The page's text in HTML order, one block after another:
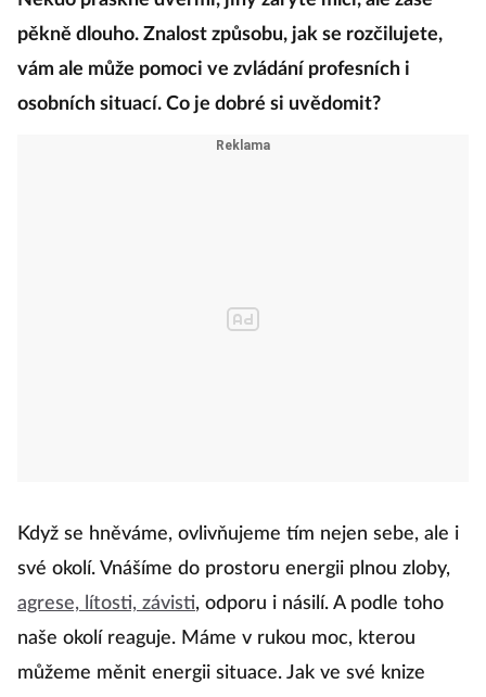
pěkně dlouho. Znalost způsobu, jak se rozčilujete,
vám ale může pomoci ve zvládání profesních i
osobních situací. Co je dobré si uvědomit?
Když se hněváme, ovlivňujeme tím nejen sebe, ale i
své okolí. Vnášíme do prostoru energii plnou zloby,
agrese, lítosti, závisti, odporu i násilí. A podle toho
naše okolí reaguje. Máme v rukou moc, kterou
můžeme měnit energii situace. Jak ve své knize